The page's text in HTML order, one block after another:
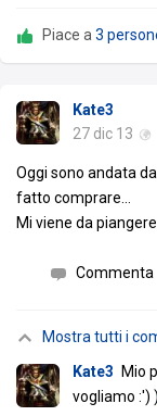
Piace a3
Kate3
27 dic 13
Oggi sono andata
fatto comprare...
Mi viene da
Commenta
Mostra tutti i
Kate3
Mio
vogliamo :') )